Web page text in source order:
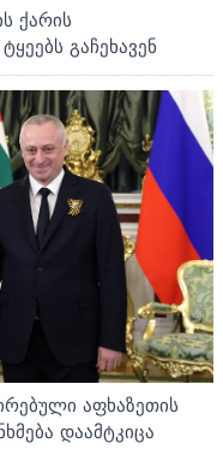
ქარის
გაჩეხავენ
აფხაზეთის
დაამტკიცა